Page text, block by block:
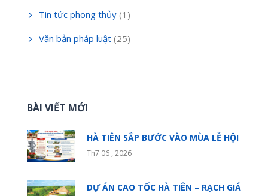
Tin tức phong thủy (1)
Văn bản pháp luật (25)
BÀI VIẾT MỚI
HÀ TIÊN SẮP BƯỚC VÀO MÙA LỄ HỘI
Th7 06 , 2026
DỰ ÁN CAO TỐC HÀ TIÊN – RẠCH GIÁ